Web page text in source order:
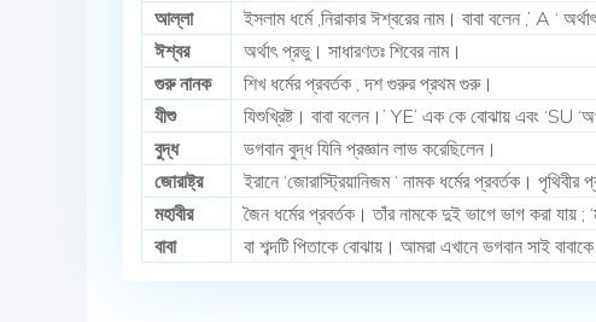
আল্লা
ইসলাম ধর্মে ,নিরাকার ঈশ্বরের নাম। বাবা বলেন ,’ A ‘
ঈশ্বর
অর্থাৎ প্রভু। সাধারণতঃ শিবের নাম।
গুরু নানক
শিখ ধর্মের প্রবর্তক , দশ গুরুর প্রথম গুরু।
যীশু
যিশুখ্রিষ্ট। বাবা বলেন।’ YE’ এক কে বোঝায় এবং ‘SU
বুদ্ধ
ভগবান বুদ্ধ যিনি প্রজ্ঞান লাভ করেছিলেন।
জোরাষ্ট্র
ইরানে ‘জোরাস্ট্রিয়ানিজম ‘ নামক ধর্মের প্রবর্তক।
মহাবীর
জৈন ধর্মের প্রবর্তক। তাঁর নামকে দুই ভাগে ভাগ করা যায় ;
বাবা
বা শব্দটি পিতাকে বোঝায়। আমরা এখানে ভগবান সাই